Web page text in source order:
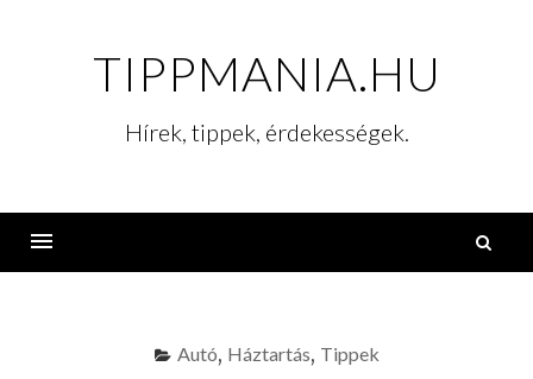
TIPPMANIA.HU
Hírek, tippek, érdekességek.
Autó, Háztartás, Tippek